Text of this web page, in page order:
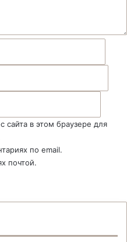
сайта в этом браузере для
по email.
почтой.